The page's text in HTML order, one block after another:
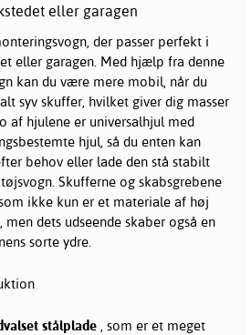
eller garagen
der passer perfekt i
eller garagen. Med hjælp fra denne
kan du være mere mobil, når du
syv skuffer, hvilket giver dig masser
af hjulene er universalhjul med
hjul, så du enten kan
behov eller lade den stå stabilt
Skufferne og skabsgrebene
ikke kun er et materiale af høj
dets udseende skaber også en
sorte ydre.
stålplade , som er et meget